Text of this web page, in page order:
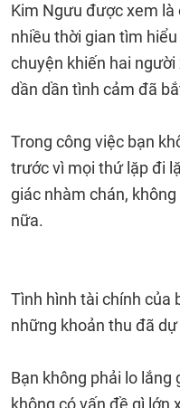
Kim Ngưu được xem
nhiều thời gian tìm
chuyện khiến hai
dần dần tình cảm đã
Trong công việc bạn
trước vì mọi thứ lặp đi
giác nhàm chán,
nữa.
Tình hình tài chính của
những khoản thu đã
Bạn không phải lo lắng
không có vấn đề gì lớn